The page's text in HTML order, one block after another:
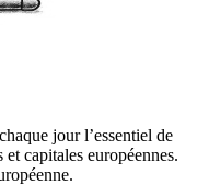
jour l’essentiel de
capitales européennes.